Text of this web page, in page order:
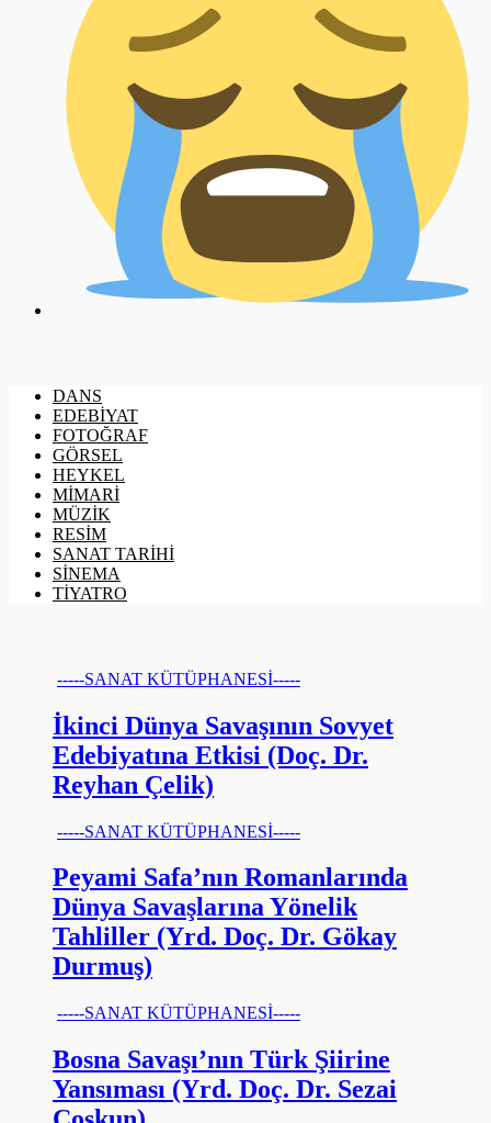
DANS
EDEBİYAT
FOTOĞRAF
GÖRSEL
HEYKEL
MİMARİ
MÜZİK
RESİM
SANAT TARİHİ
SİNEMA
TİYATRO
-----SANAT KÜTÜPHANESİ-----
İkinci Dünya Savaşının Sovyet
Edebiyatına Etkisi (Doç. Dr.
Reyhan Çelik)
-----SANAT KÜTÜPHANESİ-----
Peyami Safa’nın Romanlarında
Dünya Savaşlarına Yönelik
Tahliller (Yrd. Doç. Dr. Gökay
Durmuş)
-----SANAT KÜTÜPHANESİ-----
Bosna Savaşı’nın Türk Şiirine
Yansıması (Yrd. Doç. Dr. Sezai